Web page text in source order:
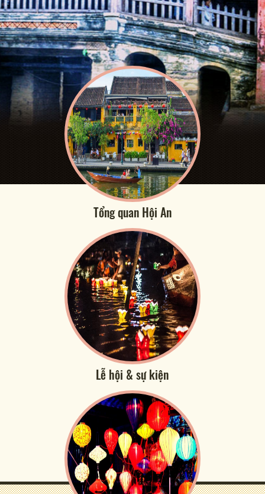
Tổng quan Hội An
Lễ hội & sự kiện